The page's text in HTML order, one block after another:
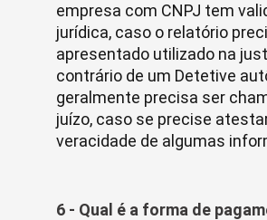
empresa com CNPJ tem
jurídica, caso o relatório
apresentado utilizado na
contrário de um Detetive
geralmente precisa ser
juízo, caso se precise
veracidade de algumas
6 - Qual é a forma de